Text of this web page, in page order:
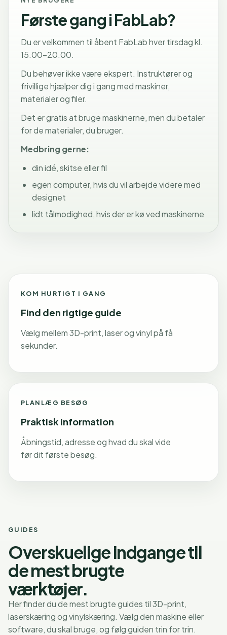
Første gang i FabLab?
Du er velkommen til åbent FabLab hver tirsdag kl.
15.00-20.00.
Du behøver ikke være ekspert. Instruktører og
frivillige hjælper dig i gang med maskiner,
materialer og filer.
Det er gratis at bruge maskinerne, men du betaler
for de materialer, du bruger.
Medbring gerne:
din idé, skitse eller fil
egen computer, hvis du vil arbejde videre med
designet
lidt tålmodighed, hvis der er kø ved maskinerne
KOM HURTIGT I GANG
Find den rigtige guide
Vælg mellem 3D-print, laser og vinyl på få
sekunder.
PLANLÆG BESØG
Praktisk information
Åbningstid, adresse og hvad du skal vide
før dit første besøg.
GUIDES
Overskuelige indgange til
de mest brugte
værktøjer.
Her finder du de mest brugte guides til 3D-print,
laserskæring og vinylskæring. Vælg den maskine eller
software, du skal bruge, og følg guiden trin for trin.